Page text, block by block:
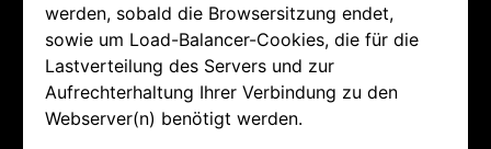
werden, sobald die Browsersitzung endet,
sowie um Load-Balancer-Cookies, die für die
Lastverteilung des Servers und zur
Aufrechterhaltung Ihrer Verbindung zu den
Webserver(n) benötigt werden.